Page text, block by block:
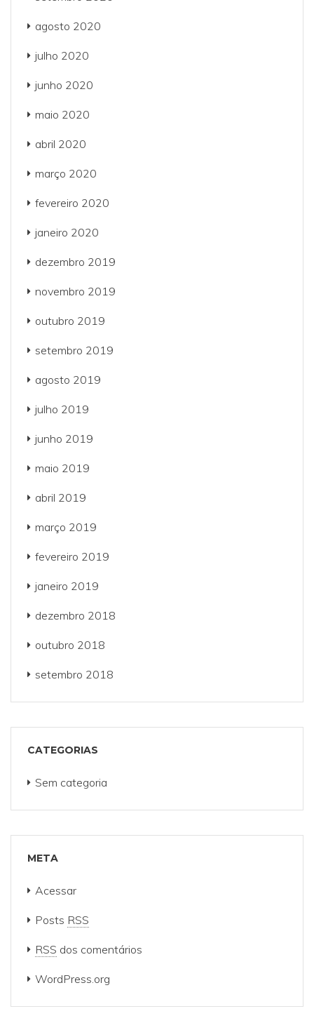
agosto 2020
julho 2020
junho 2020
maio 2020
abril 2020
março 2020
fevereiro 2020
janeiro 2020
dezembro 2019
novembro 2019
outubro 2019
setembro 2019
agosto 2019
julho 2019
junho 2019
maio 2019
abril 2019
março 2019
fevereiro 2019
janeiro 2019
dezembro 2018
outubro 2018
setembro 2018
CATEGORIAS
Sem categoria
META
Acessar
Posts RSS
RSS dos comentários
WordPress.org